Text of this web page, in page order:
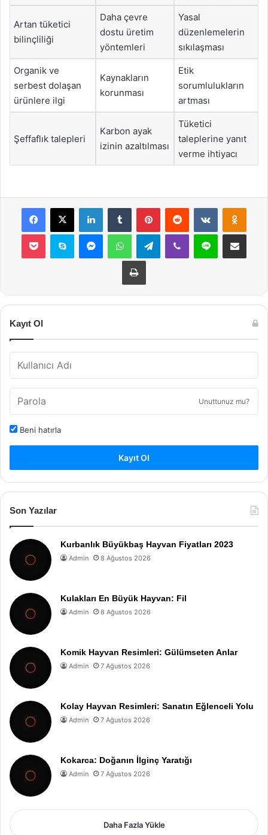
Artan tüketici
bilinçliliği
Daha çevre
dostu üretim
yöntemleri
Yasal
düzenlemelerin
sıkılaşması
Organik ve
serbest dolaşan
ürünlere ilgi
Kaynakların
korunması
Etik
sorumlulukların
artması
Şeffaflık talepleri
Karbon ayak
izinin azaltılması
Tüketici
taleplerine yanıt
verme ihtiyacı
Facebook
X LinkedInTumblr PinterestReddit VKontakte
Pocket Skype MessengerWhatsAppTelegramViber Line E-Posta ile
Yazdır
Kayıt Ol
Unuttunuz mu?
Beni hatırla
Kayıt Ol
Son Yazılar
Kurbanlık Büyükbaş Hayvan Fiyatları 2023
Admin 8 Ağustos 2026
Kulakları En Büyük Hayvan: Fil
Admin 8 Ağustos 2026
Komik Hayvan Resimleri: Gülümseten Anlar
Admin 7 Ağustos 2026
Kolay Hayvan Resimleri: Sanatın Eğlenceli Yolu
Admin 7 Ağustos 2026
Kokarca: Doğanın İlginç Yaratığı
Admin 7 Ağustos 2026
Daha Fazla Yükle